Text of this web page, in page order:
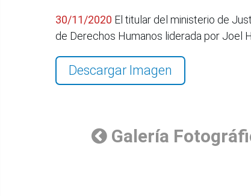
30/11/2020 El titular del ministerio de
de Derechos Humanos liderada por Joel
Descargar Imagen
Galería